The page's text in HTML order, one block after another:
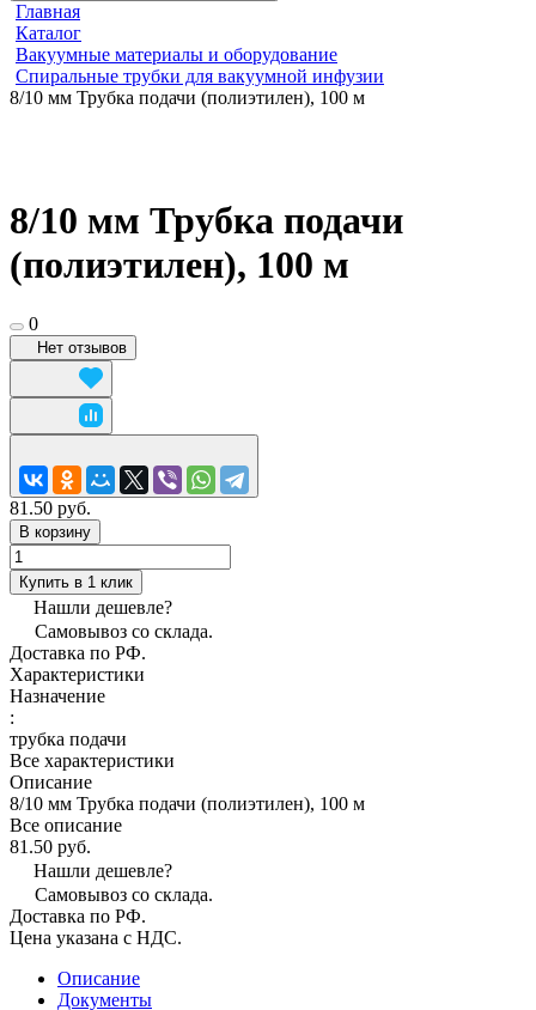
Главная
Каталог
Вакуумные материалы и оборудование
Спиральные трубки для вакуумной инфузии
8/10 мм Трубка подачи (полиэтилен), 100 м
8/10 мм Трубка подачи
(полиэтилен), 100 м
0
Нет отзывов
81.50 руб.
В корзину
Купить в 1 клик
Нашли дешевле?
Самовывоз со склада.
Доставка по РФ.
Характеристики
Назначение
:
трубка подачи
Все характеристики
Описание
8/10 мм Трубка подачи (полиэтилен), 100 м
Все описание
81.50 руб.
Нашли дешевле?
Самовывоз со склада.
Доставка по РФ.
Цена указана с НДС.
Описание
Документы